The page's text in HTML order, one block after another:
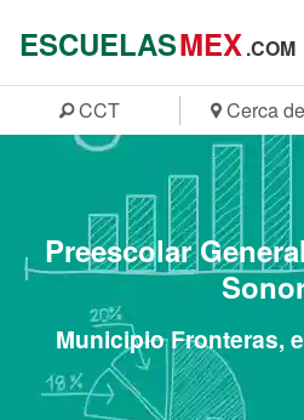
ESCUELASMEX.COM
CCT Cerca
Preescolar
Municipio Fronteras,